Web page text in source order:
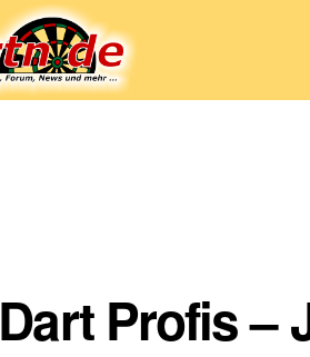
Dart Profis –